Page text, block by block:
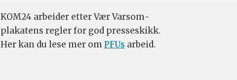
KOM24 arbeider etter Vær Varsom-
plakatens regler for god presseskikk.
Her kan du lese mer om PFUs arbeid.